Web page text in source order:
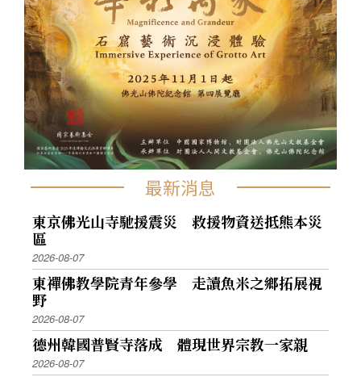
最新消息
東京佛光山寺馳援震災 救援物資送抵熊本災
區
2026-08-07
東禪佛教學院青年參學 走讀魚米之鄉拓展視
野
2026-08-07
德州韓國普賢寺落成 體現世界宗教一家親
2026-08-07